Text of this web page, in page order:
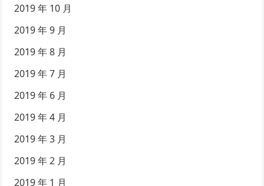
2019 年 10 月
2019 年 9 月
2019 年 8 月
2019 年 7 月
2019 年 6 月
2019 年 4 月
2019 年 3 月
2019 年 2 月
2019 年 1 月